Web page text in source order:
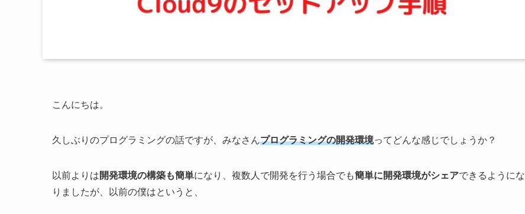
こんにちは。
久しぶりのプログラミングの話ですが、みなさんプログラミングの開発環境ってどんな感じでしょうか？
以前よりは開発環境の構築も簡単になり、複数人で開発を行う場合でも簡単に開発環境がシェアできるようにな
りましたが、以前の僕はというと、